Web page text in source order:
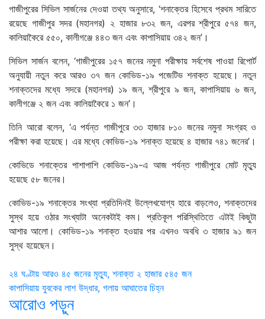
গাজীপুরের সিভিল সার্জনের দেওয়া তথ্য অনুসারে, ‘শনাক্তের হিসেবে প্রথম সারিতে
রয়েছে গাজীপুর সদর (মহানগর) ২ হাজার ৮৩২ জন, এরপর শ্রীপুরে ৫৭৪ জন,
কালিয়াকৈরে ৫৫০, কালীগঞ্জে ৪৪৩ জন এবং কাপাসিয়ায় ৩৪২ জন’।
সিভিল সার্জন বলেন, ‘গাজীপুরের ১৫৭ জনের নমুনা পরীক্ষায় সর্বশেষ পাওয়া রিপোর্ট
অনুযায়ী নতুন করে আরও ৩৭ জন কোভিড-১৯ পজেটিভ শনাক্ত হয়েছে। নতুন
শনাক্তদের মধ্যে সদরে (মহানগর) ১৯ জন, শ্রীপুরে ৯ জন, কাপাসিয়ায় ৬ জন,
কালীগঞ্জে ২ জন এবং কালিয়াকৈরে ১ জন’।
তিনি আরো বলেন, ‘এ পর্যন্ত গাজীপুরে ৩৩ হাজার ৮১০ জনের নমুনা সংগ্রহ ও
পরীক্ষা করা হয়েছে। এর মধ্যে কোভিড-১৯ শনাক্ত হয়েছে ৪ হাজার ৭৪১ জনের’।
কোভিডে শনাক্তের পাশাপাশি কোভিড-১৯-এ আজ পর্যন্ত গাজীপুরে মোট মৃত্যু
হয়েছে ৫৮ জনের।
কোভিড-১৯ শনাক্তের সংখ্যা প্রতিদিনই উল্লেখযোগ্য হারে বাড়লেও, শনাক্তদের
সুস্থ হয়ে ওঠার সংখ্যাটা অনেকটাই কম। প্রতিকূল পরিস্থিতিতে এটাই কিছুটা
আশার আলো। কোভিড-১৯ শনাক্ত হওয়ার পর এখনও অবধি ৩ হাজার ৯১ জন
সুস্থ হয়েছেন।
Post
navigation
২৪ ঘণ্টায় আরও ৪৫ জনের মৃত্যু, শনাক্ত ২ হাজার ৫৪৫ জন
কাপাসিয়ায় যুবকের লাশ উদ্ধার, গলায় আঘাতের চিহ্ন
আরোও পড়ুন